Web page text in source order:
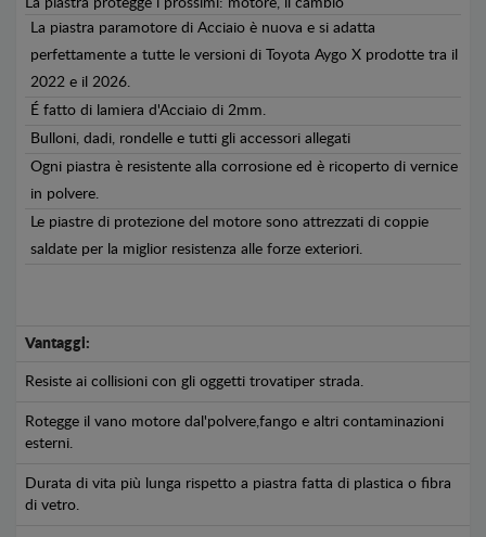
La piastra protegge i prossimi: motore, il cambio
La piastra paramotore di Acciaio è nuova e si adatta
perfettamente a tutte le versioni di Toyota Aygo X prodotte tra il
2022 e il 2026.
É fatto di lamiera d'Acciaio di 2mm.
Bulloni, dadi, rondelle e tutti gli accessori allegati
Ogni piastra è resistente alla corrosione ed è ricoperto di vernice
in polvere.
Le piastre di protezione del motore sono attrezzati di coppie
saldate per la miglior resistenza alle forze exteriori.
Vantaggi:
Resiste ai collisioni con gli oggetti trovatiper strada.
Rotegge il vano motore dal'polvere,fango e altri contaminazioni
esterni.
Durata di vita più lunga rispetto a piastra fatta di plastica o fibra
di vetro.